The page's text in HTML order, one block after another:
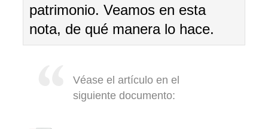
patrimonio. Veamos en esta
nota, de qué manera lo hace.
Véase el artículo en el
siguiente documento: